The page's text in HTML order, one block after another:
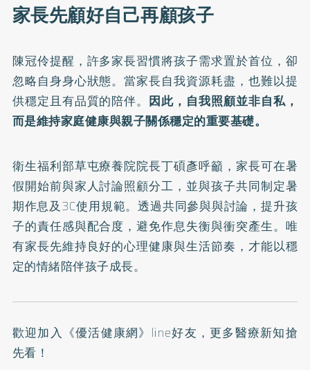
家長先顧好自己再顧孩子
陳冠伶提醒，許多家長習慣將孩子需求置於首位，卻
忽略自身身心狀態。當家長自我資源耗盡，也難以提
供穩定且有品質的陪伴。 因此，自我照顧並非自私，
而是維持家庭健康與親子關係穩定的重要基礎。
衛生福利部草屯療養院院長丁碩彥呼籲，家長可在暑
假開始前與家人討論照顧分工，並與孩子共同制定暑
期作息及3C使用規範。透過共同參與與討論，提升孩
子的責任感與配合度，避免作息失衡與衝突產生。唯
有家長先維持良好的心理健康與生活節奏，才能以穩
定的情緒陪伴孩子成長。
歡迎加入 《優活健康網》line好友 ，更多醫療新知搶
先看！